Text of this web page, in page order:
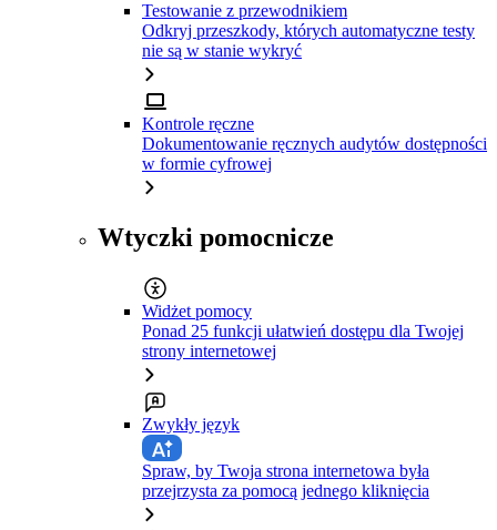
Testowanie z przewodnikiem
Odkryj przeszkody, których automatyczne testy
nie są w stanie wykryć
Kontrole ręczne
Dokumentowanie ręcznych audytów dostępności
w formie cyfrowej
Wtyczki pomocnicze
Widżet pomocy
Ponad 25 funkcji ułatwień dostępu dla Twojej
strony internetowej
Zwykły język
Spraw, by Twoja strona internetowa była
przejrzysta za pomocą jednego kliknięcia